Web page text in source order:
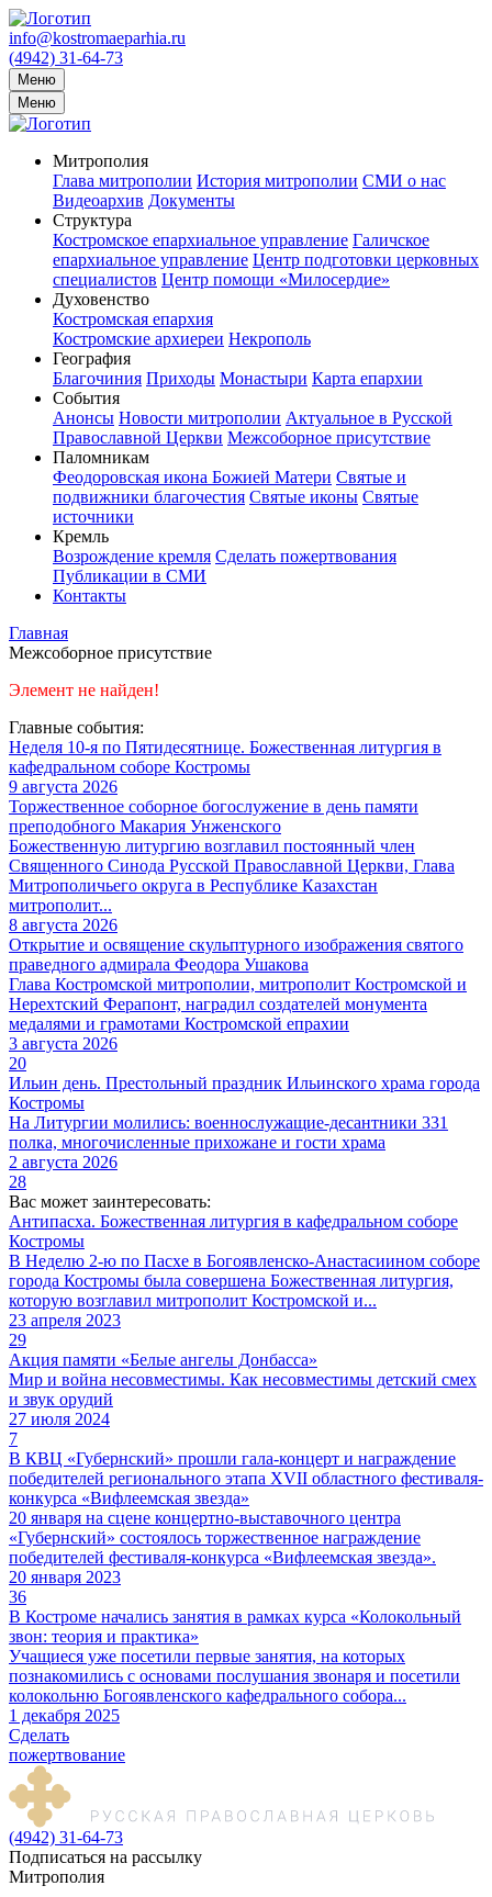
info@kostromaeparhia.ru
(4942) 31-64-73
Меню
Меню
Митрополия
Глава митрополии История митрополии СМИ о нас
Видеоархив Документы
Структура
Костромское епархиальное управление Галичское
епархиальное управление Центр подготовки церковных
специалистов Центр помощи «Милосердие»
Духовенство
Костромская епархия
Костромские архиереи Некрополь
География
Благочиния Приходы Монастыри Карта епархии
События
Анонсы Новости митрополии Актуальное в Русской
Православной Церкви Межсоборное присутствие
Паломникам
Феодоровская икона Божией Матери Святые и
подвижники благочестия Святые иконы Святые
источники
Кремль
Возрождение кремля Сделать пожертвования
Публикации в СМИ
Контакты
Главная
Межсоборное присутствие
Элемент не найден!
Главные события:
Неделя 10-я по Пятидесятнице. Божественная литургия в
кафедральном соборе Костромы
9 августа 2026
Торжественное соборное богослужение в день памяти
преподобного Макария Унженского
Божественную литургию возглавил постоянный член
Священного Синода Русской Православной Церкви, Глава
Митрополичьего округа в Республике Казахстан
митрополит...
8 августа 2026
Открытие и освящение скульптурного изображения святого
праведного адмирала Феодора Ушакова
Глава Костромской митрополии, митрополит Костромской и
Нерехтский Ферапонт, наградил создателей монумента
медалями и грамотами Костромской епрахии
3 августа 2026
20
Ильин день. Престольный праздник Ильинского храма города
Костромы
На Литургии молились: военнослужащие-десантники 331
полка, многочисленные прихожане и гости храма
2 августа 2026
28
Вас может заинтересовать:
Антипасха. Божественная литургия в кафедральном соборе
Костромы
В Неделю 2-ю по Пасхе в Богоявленско-Анастасиином соборе
города Костромы была совершена Божественная литургия,
которую возглавил митрополит Костромской и...
23 апреля 2023
29
Акция памяти «Белые ангелы Донбасса»
Мир и война несовместимы. Как несовместимы детский смех
и звук орудий
27 июля 2024
7
В КВЦ «Губернский» прошли гала-концерт и награждение
победителей регионального этапа XVII областного фестиваля-
конкурса «Вифлеемская звезда»
20 января на сцене концертно-выставочного центра
«Губернский» состоялось торжественное награждение
победителей фестиваля-конкурса «Вифлеемская звезда».
20 января 2023
36
В Костроме начались занятия в рамках курса «Колокольный
звон: теория и практика»
Учащиеся уже посетили первые занятия, на которых
познакомились с основами послушания звонаря и посетили
колокольню Богоявленского кафедрального собора...
1 декабря 2025
Сделать
пожертвование
(4942) 31-64-73
Подписаться на рассылку
Митрополия